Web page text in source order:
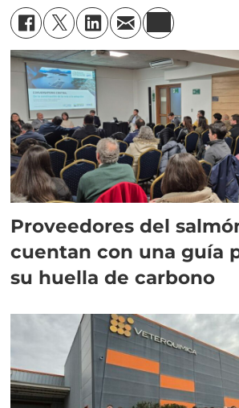
Proveedores del
cuentan con una guía
su huella de carbono